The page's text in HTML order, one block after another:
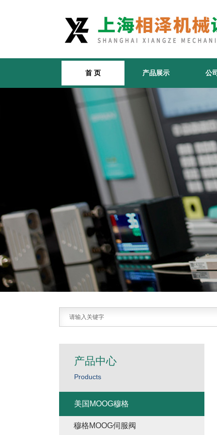
首 页 产品展示 公
产品中心
Products
美国MOOG穆格
穆格MOOG伺服阀